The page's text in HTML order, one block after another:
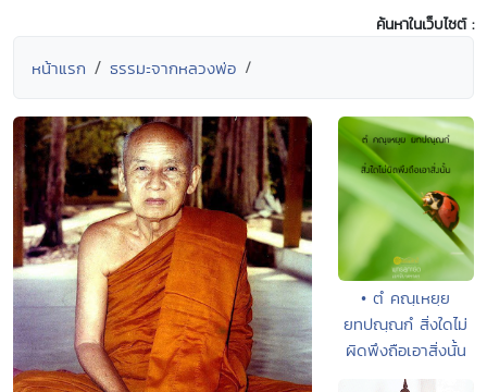
ค้นหาในเว็บไซต์ :
หน้าแรก ธรรมะจากหลวงพ่อ
• ตํ คณฺเหยฺย
ยทปณฺณกํ สิ่งใดไม่
ผิดพึงถือเอาสิ่งนั้น